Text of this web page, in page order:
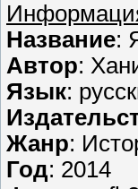
Название:
Автор:
Язык:
Жанр:
Год: 2014